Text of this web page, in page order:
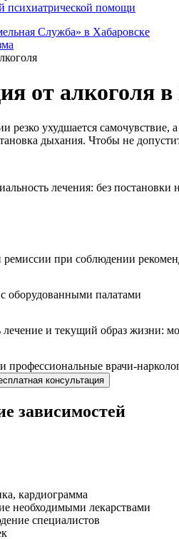
психиатрической помощи
Служба» в Хабаровске
от алкоголя
резко ухудшается
дыхания. Чтобы не
лечения: без постановки
при соблюдении
оборудованными палатами
и текущий образ жизни:
профессиональные врачи-
консультация
зависимостей
кардиограмма
необходимыми лекарствами
специалистов